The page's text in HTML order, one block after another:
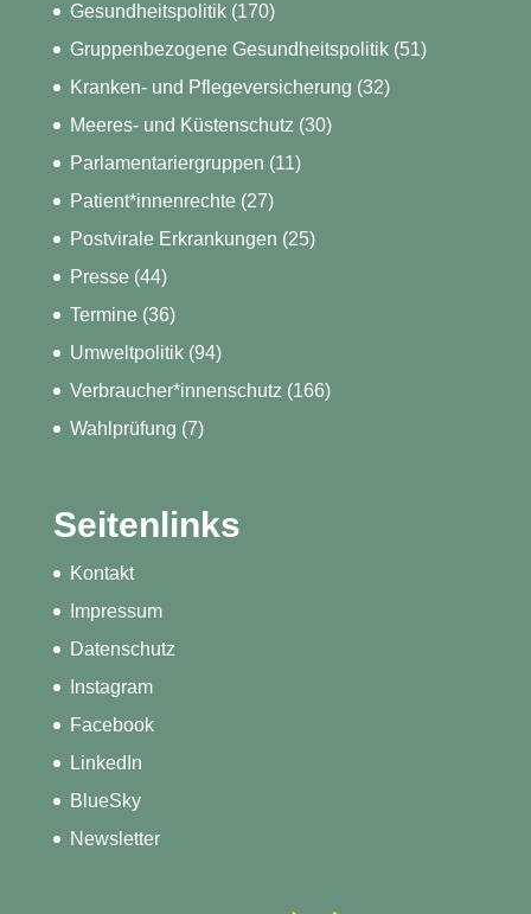
Gesundheitspolitik(170)
Gruppenbezogene Gesundheitspolitik(51)
Kranken- und Pflegeversicherung (32)
Meeres- und Küstenschutz (30)
Parlamentariergruppen (11)
Patient*innenrechte(27)
Postvirale Erkrankungen (25)
Presse(44)
Termine(36)
Umweltpolitik(94)
Verbraucher*innenschutz (166)
Wahlprüfung (7)
Seitenlinks
Kontakt
Impressum
Datenschutz
Instagram
Facebook
LinkedIn
BlueSky
Newsletter